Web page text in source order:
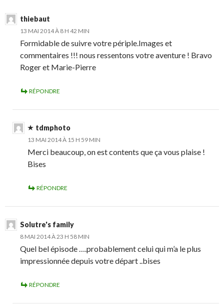
thiebaut
13 MAI 2014 À 8 H 42 MIN
Formidable de suivre votre périple.Images et
commentaires !!! nous ressentons votre aventure ! Bravo
Roger et Marie-Pierre
RÉPONDRE
tdmphoto
13 MAI 2014 À 15 H 59 MIN
Merci beaucoup, on est contents que ça vous plaise !
Bises
RÉPONDRE
Solutre's family
8 MAI 2014 À 23 H 58 MIN
Quel bel épisode ….probablement celui qui m’a le plus
impressionnée depuis votre départ ..bises
RÉPONDRE